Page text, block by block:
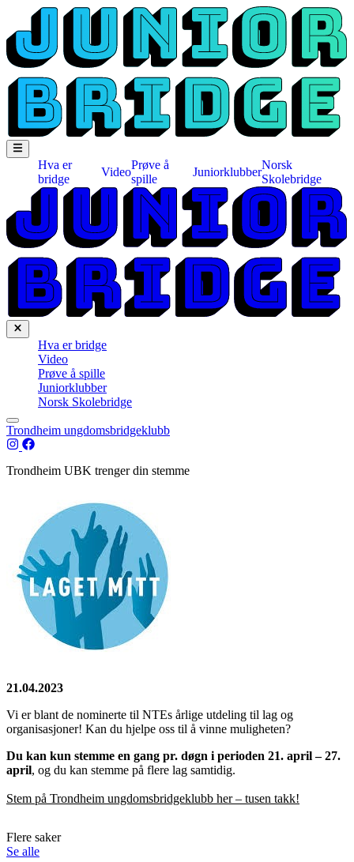
Hva er
bridge
Video
Prøve å
spille
Juniorklubber
Norsk
Skolebridge
Hva er bridge
Video
Prøve å spille
Juniorklubber
Norsk Skolebridge
Trondheim ungdomsbridgeklubb
Trondheim UBK trenger din stemme
21.04.2023
Vi er blant de nominerte til NTEs årlige utdeling til lag og
organisasjoner! Kan du hjelpe oss til å vinne muligheten?
Du kan kun stemme en gang pr. døgn i perioden 21. april – 27.
april, og du kan stemme på flere lag samtidig.
Stem på Trondheim ungdomsbridgeklubb her – tusen takk!
Flere saker
Se alle